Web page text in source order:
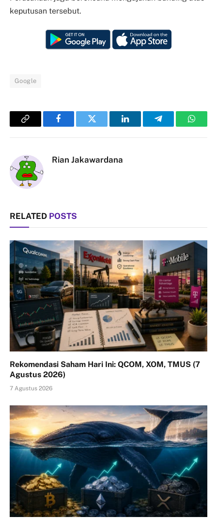
keputusan tersebut.
Google
Copy
FacebookTwitter LinkedInTelegram
Rian Jakawardana
RELATED POSTS
Rekomendasi Saham Hari Ini: QCOM, XOM, TMUS (7
Agustus 2026)
7 Agustus 2026